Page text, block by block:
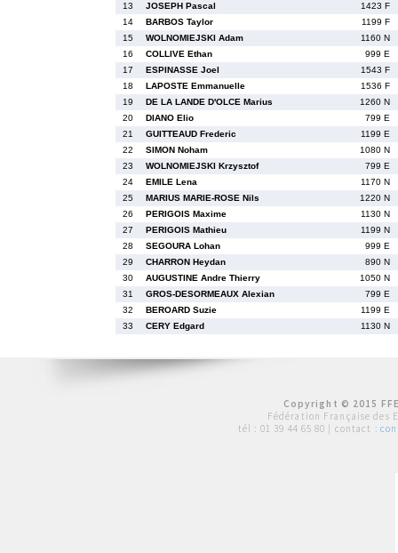
13
JOSEPH Pascal
1423 F
14
BARBOS Taylor
1199 F
15
WOLNOMIEJSKI Adam
1160 N
16
COLLIVE Ethan
999 E
17
ESPINASSE Joel
1543 F
18
LAPOSTE Emmanuelle
1536 F
19
DE LA LANDE D'OLCE Marius
1260 N
20
DIANO Elio
799 E
21
GUITTEAUD Frederic
1199 E
22
SIMON Noham
1080 N
23
WOLNOMIEJSKI Krzysztof
799 E
24
EMILE Lena
1170 N
25
MARIUS MARIE-ROSE Nils
1220 N
26
PERIGOIS Maxime
1130 N
27
PERIGOIS Mathieu
1199 N
28
SEGOURA Lohan
999 E
29
CHARRON Heydan
890 N
30
AUGUSTINE Andre Thierry
1050 N
31
GROS-DESORMEAUX Alexian
799 E
32
BEROARD Suzie
1199 E
33
CERY Edgard 1130 N
Copyright © 2015
Fédération Française des
tél : 01 39 44 65 80 | contact :